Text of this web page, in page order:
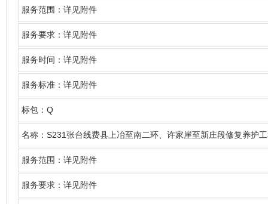
服务范围：详见附件
服务要求：详见附件
服务时间：详见附件
服务标准：详见附件
标包： Q
名称： S231 张台线费县上冶至南二环、许家崖至新庄段修复养护
服务范围：详见附件
服务要求：详见附件